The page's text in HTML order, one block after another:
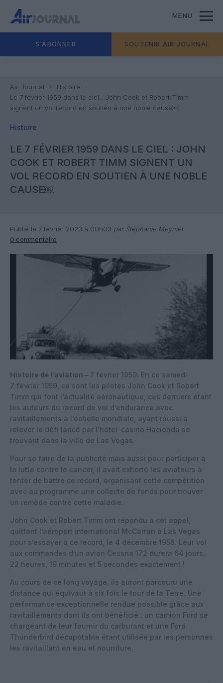
MENU
S'ABONNER SOUTENIR AIR JOURNAL
Air Journal
Histoire
Le 7 février 1959 dans le ciel : John Cook et Robert Timm
signent un vol record en soutien à une noble cause￼
Histoire
LE 7 FÉVRIER 1959 DANS LE CIEL : JOHN
COOK ET ROBERT TIMM SIGNENT UN
VOL RECORD EN SOUTIEN À UNE NOBLE
CAUSE￼
Publié le 7 février 2023 à 00h03 par Stéphanie Meyniel
0 commentaire
Histoire de l’aviation – 7 février 1959. En ce samedi
7 février 1959, ce sont les pilotes John Cook et Robert
Timm qui font l’actualité aéronautique, ces derniers étant
les auteurs du record de vol d’endurance avec
ravitaillements à l’échelle mondiale, ayant réussi à
relever le défi lancé par l’hôtel-casino Hacienda se
trouvant dans la ville de Las Vegas.
Pour se faire de la publicité mais aussi pour participer à
la lutte contre le cancer, il avait exhorté les aviateurs à
tenter de battre ce record, organisant cette compétition
avec au programme une collecte de fonds pour trouver
un remède contre cette maladie.
John Cook et Robert Timm ont répondu à cet appel,
quittant l’aéroport international McCarran à Las Vegas
pour s’essayer à ce record, le 4 décembre 1958. Leur vol
aux commandes d’un avion Cessna 172 durera 64 jours,
22 heures, 19 minutes et 5 secondes exactement !
Au cours de ce long voyage, ils auront parcouru une
distance qui équivaut à six fois le tour de la Terre. Une
performance exceptionnelle rendue possible grâce aux
ravitaillements dont ils ont bénéficié : un camion Ford se
chargeant de leur fournir du carburant et une Ford
Thunderbird décapotable étant utilisée par les personnes
les ravitaillant en eau et nourriture.